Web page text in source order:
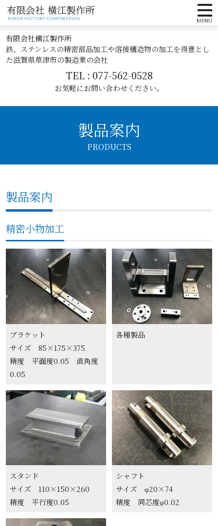
コンテンツへ
ナビゲーションへ
ホームへ
ホーム
会社概要
採用情報
有限会社横江製作所
鉄、ステンレスの精密部品加工や溶接構造物の加工を得意とし
た滋賀県草津市の製造業の会社
TEL : 077-562-0528
お気軽にお問い合わせください。
製品案内
製品案内
精密小物加工
ブラケット
サイズ 85×175×375
精度 平面度0.05 直角度
0.05
各種製品
スタンド
サイズ 110×150×260
精度 平行度0.05
シャフト
サイズ φ20×74
精度 同芯度φ0.02